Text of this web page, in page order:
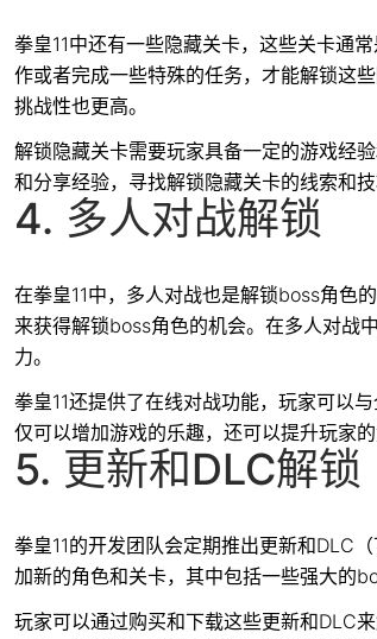
拳皇11中还有一些隐藏关卡，这些关卡通
作或者完成一些特殊的任务，才能解锁这
挑战性也更高。
解锁隐藏关卡需要玩家具备一定的游戏经
和分享经验，寻找解锁隐藏关卡的线索和技
4. 多人对战解锁
在拳皇11中，多人对战也是解锁boss角色
来获得解锁boss角色的机会。在多人对战
力。
拳皇11还提供了在线对战功能，玩家可以
仅可以增加游戏的乐趣，还可以提升玩家的
5. 更新和DLC解锁
拳皇11的开发团队会定期推出更新和DLC
加新的角色和关卡，其中包括一些强大的
玩家可以通过购买和下载这些更新和DLC